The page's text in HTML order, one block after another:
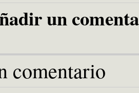
un
comentario